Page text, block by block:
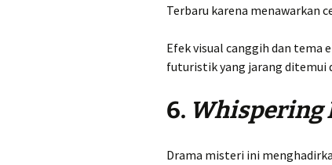
Terbaru karena menawarkan
Efek visual canggih dan tema
futuristik yang jarang ditemui
6. Whispering
Drama misteri ini